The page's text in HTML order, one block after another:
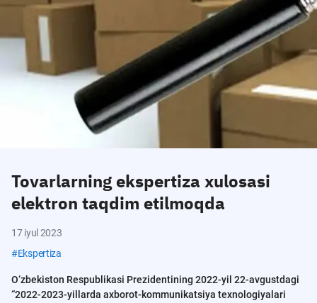
Tovarlarning ekspertiza xulosasi
elektron taqdim etilmoqda
17 iyul 2023
#Ekspertiza
O‘zbekiston Respublikasi Prezidentining 2022-yil 22-avgustdagi
“2022-2023-yillarda axborot-kommunikatsiya texnologiyalari